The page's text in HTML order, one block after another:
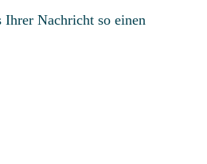
Ihrer Nachricht so einen